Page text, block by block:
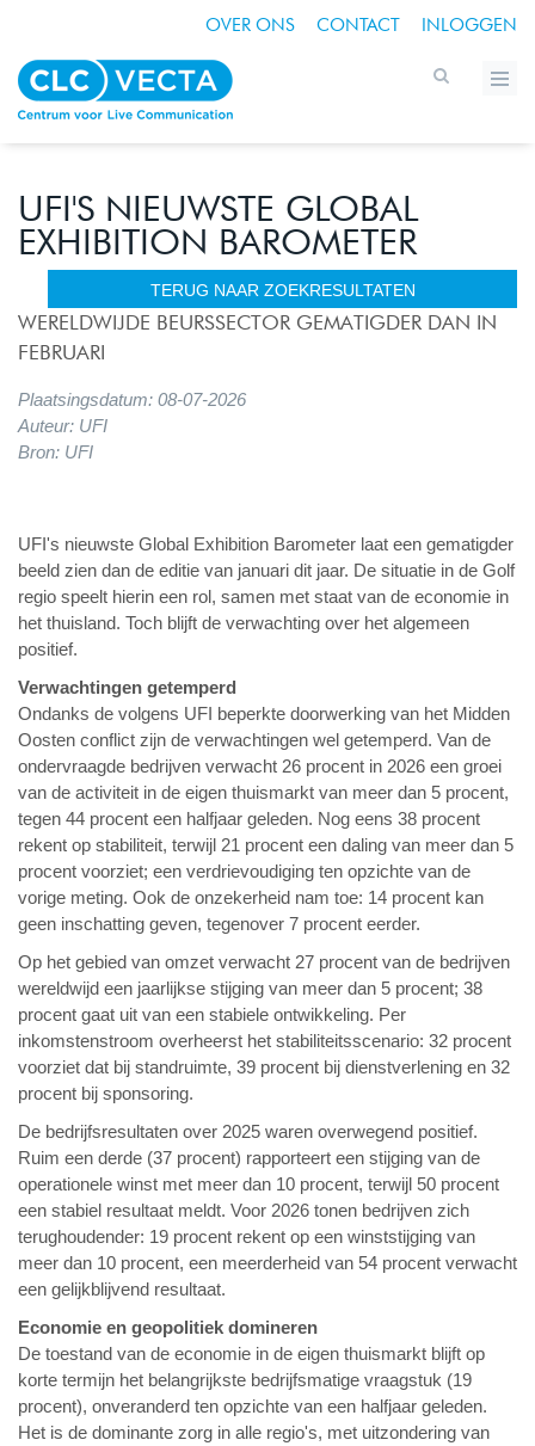
OVER ONS CONTACT INLOGGEN
UFI'S NIEUWSTE GLOBAL
EXHIBITION BAROMETER
TERUG NAAR ZOEKRESULTATEN
WERELDWIJDE BEURSSECTOR GEMATIGDER DAN IN
FEBRUARI
Plaatsingsdatum: 08-07-2026
Auteur: UFI
Bron: UFI
UFI's nieuwste Global Exhibition Barometer laat een gematigder
beeld zien dan de editie van januari dit jaar. De situatie in de Golf
regio speelt hierin een rol, samen met staat van de economie in
het thuisland. Toch blijft de verwachting over het algemeen
positief.
Verwachtingen getemperd
Ondanks de volgens UFI beperkte doorwerking van het Midden
Oosten conflict zijn de verwachtingen wel getemperd. Van de
ondervraagde bedrijven verwacht 26 procent in 2026 een groei
van de activiteit in de eigen thuismarkt van meer dan 5 procent,
tegen 44 procent een halfjaar geleden. Nog eens 38 procent
rekent op stabiliteit, terwijl 21 procent een daling van meer dan 5
procent voorziet; een verdrievoudiging ten opzichte van de
vorige meting. Ook de onzekerheid nam toe: 14 procent kan
geen inschatting geven, tegenover 7 procent eerder.
Op het gebied van omzet verwacht 27 procent van de bedrijven
wereldwijd een jaarlijkse stijging van meer dan 5 procent; 38
procent gaat uit van een stabiele ontwikkeling. Per
inkomstenstroom overheerst het stabiliteitsscenario: 32 procent
voorziet dat bij standruimte, 39 procent bij dienstverlening en 32
procent bij sponsoring.
De bedrijfsresultaten over 2025 waren overwegend positief.
Ruim een derde (37 procent) rapporteert een stijging van de
operationele winst met meer dan 10 procent, terwijl 50 procent
een stabiel resultaat meldt. Voor 2026 tonen bedrijven zich
terughoudender: 19 procent rekent op een winststijging van
meer dan 10 procent, een meerderheid van 54 procent verwacht
een gelijkblijvend resultaat.
Economie en geopolitiek domineren
De toestand van de economie in de eigen thuismarkt blijft op
korte termijn het belangrijkste bedrijfsmatige vraagstuk (19
procent), onveranderd ten opzichte van een halfjaar geleden.
Het is de dominante zorg in alle regio's, met uitzondering van